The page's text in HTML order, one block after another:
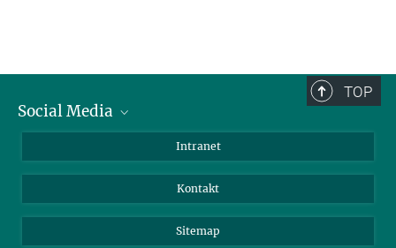
TOP
Social Media
LinkedIn
Intranet
Kontakt
Sitemap